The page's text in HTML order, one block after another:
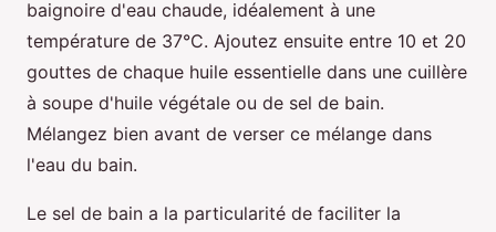
baignoire d'eau chaude, idéalement à une
température de 37°C. Ajoutez ensuite entre 10 et 20
gouttes de chaque huile essentielle dans une cuillère
à soupe d'huile végétale ou de sel de bain.
Mélangez bien avant de verser ce mélange dans
l'eau du bain.
Le sel de bain a la particularité de faciliter la